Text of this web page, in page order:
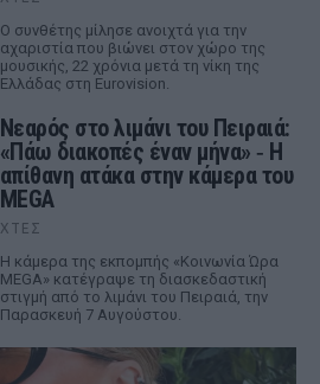
Ο συνθέτης μίλησε ανοιχτά για την
αχαριστία που βιώνει στον χώρο της
μουσικής, 22 χρόνια μετά τη νίκη της
Ελλάδας στη Eurovision.
Νεαρός στο λιμάνι του Πειραιά:
«Πάω διακοπές έναν μήνα» ‑ Η
απίθανη ατάκα στην κάμερα του
MEGA
ΧΤΕΣ
Η κάμερα της εκπομπής «Κοινωνία Ώρα
MEGA» κατέγραψε τη διασκεδαστική
στιγμή από το λιμάνι του Πειραιά, την
Παρασκευή 7 Αυγούστου.